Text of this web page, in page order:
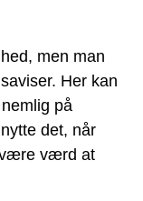
men man
Her kan
på
det, når
være værd at